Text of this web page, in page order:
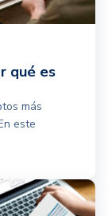
qué es
más
este